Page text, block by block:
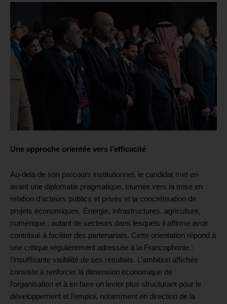
Une approche orientée vers l’efficacité
Au-delà de son parcours institutionnel, le candidat met en
avant une diplomatie pragmatique, tournée vers la mise en
relation d’acteurs publics et privés et la concrétisation de
projets économiques. Énergie, infrastructures, agriculture,
numérique : autant de secteurs dans lesquels il affirme avoir
contribué à faciliter des partenariats. Cette orientation répond à
une critique régulièrement adressée à la Francophonie :
l’insuffisante visibilité de ses résultats. L’ambition affichée
consiste à renforcer la dimension économique de
l’organisation et à en faire un levier plus structurant pour le
développement et l’emploi, notamment en direction de la